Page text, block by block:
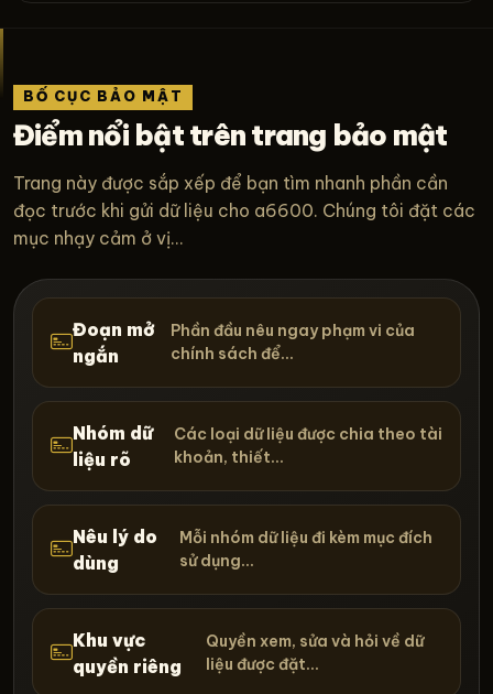
BỐ CỤC BẢO MẬT
Điểm nổi bật trên trang bảo mật
Trang này được sắp xếp để bạn tìm nhanh phần cần
đọc trước khi gửi dữ liệu cho a6600. Chúng tôi đặt các
mục nhạy cảm ở vị...
Đoạn mở
ngắn
Phần đầu nêu ngay phạm vi của
chính sách để...
Nhóm dữ
liệu rõ
Các loại dữ liệu được chia theo tài
khoản, thiết...
Nêu lý do
dùng
Mỗi nhóm dữ liệu đi kèm mục đích
sử dụng...
Khu vực
quyền riêng
Quyền xem, sửa và hỏi về dữ
liệu được đặt...